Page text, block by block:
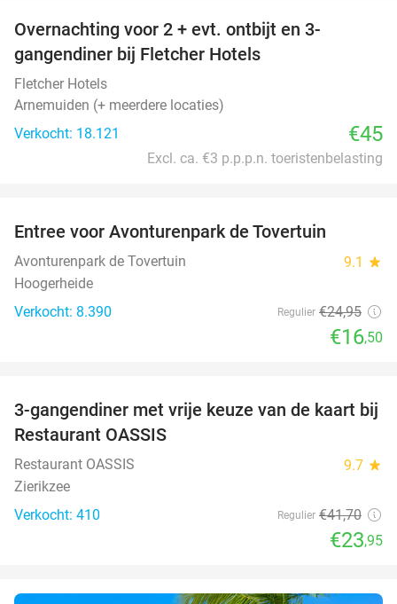
Overnachting voor 2 + evt. ontbijt en 3-
gangendiner bij Fletcher Hotels
Fletcher Hotels
Arnemuiden (+ meerdere locaties)
Verkocht: 18.121
€45
Excl. ca. €3 p.p.p.n. toeristenbelasting
Entree voor Avonturenpark de Tovertuin
Avonturenpark de Tovertuin 9.1 star
Hoogerheide
Verkocht: 8.390
Regulier €24,95
€16,50
43%
3-gangendiner met vrije keuze van de kaart bij
Restaurant OASSIS
Restaurant OASSIS 9.7 star
Zierikzee
Verkocht: 410
Regulier €41,70
€23,95